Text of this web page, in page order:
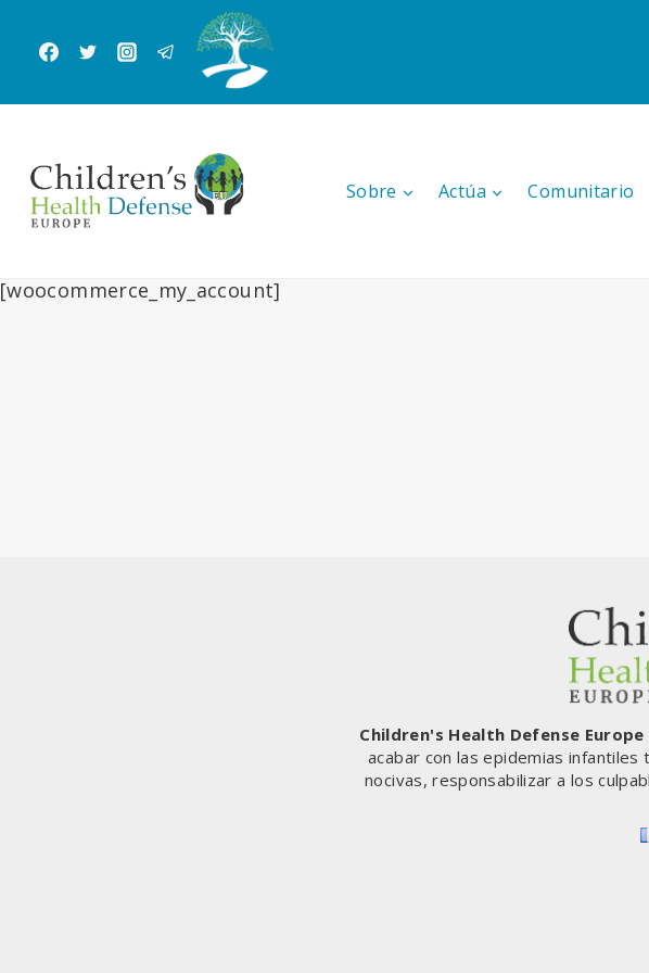
Contenido
Sobre Actúa Comunitario
[woocommerce_my_account]
Children's Health Defense Europe
acabar con las epidemias
nocivas, responsabilizar a los